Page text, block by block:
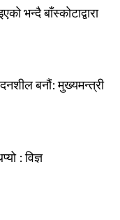
भन्दै बाँस्कोटाद्वारा
बनौं: मुख्यमन्त्री
: विज्ञ